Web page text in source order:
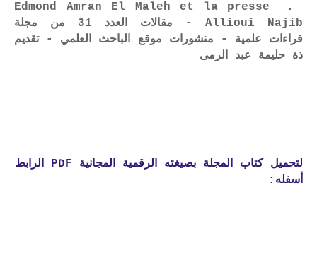
Edmond Amran El Maleh et la presse .
Allioui Najib - مقالات العدد 31 من مجلة
قراءات علمية - منشورات موقع الباحث العلمي - تقديم
ذة حليمة عبد الرمى
لتحميل كتاب المجلة بصيغته الرقمية المجانية PDF الرابط
أسفله: